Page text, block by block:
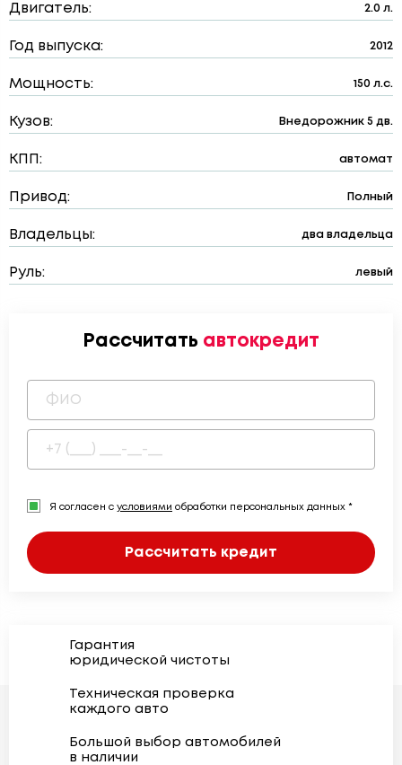
Двигатель: 2.0 л.
Год выпуска: 2012
Мощность: 150 л.с.
Кузов: Внедорожник 5 дв.
КПП: автомат
Привод: Полный
Владельцы: два владельца
Руль: левый
Рассчитать автокредит
Я согласен с условиями обработки персональных данных *
Рассчитать кредит
Гарантия
юридической чистоты
Техническая проверка
каждого авто
Большой выбор автомобилей
в наличии